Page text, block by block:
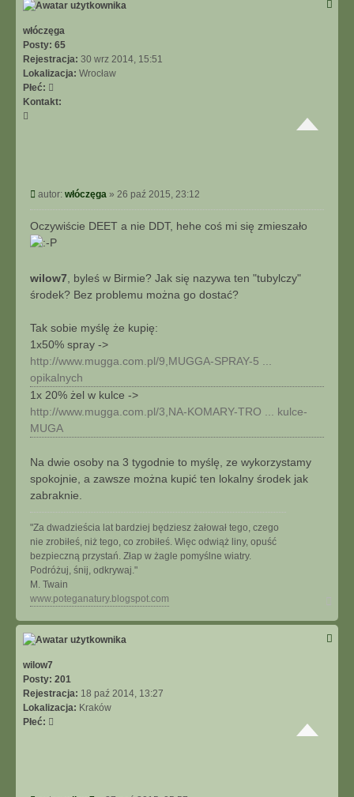
włóczęga
Posty: 65
Rejestracja: 30 wrz 2014, 15:51
Lokalizacja: Wrocław
Płeć:
Kontakt:
k
u
z
ó
c
ę
g
a
P
o
s
t
autor: włóczęga » 26 paź 2015, 23:12
Oczywiście DEET a nie DDT, hehe coś mi się zmieszało
wilow7, byleś w Birmie? Jak się nazywa ten "tubylczy"
środek? Bez problemu można go dostać?
Tak sobie myślę że kupię:
1x50% spray ->
http://www.mugga.com.pl/9,MUGGA-SPRAY-5 ...
opikalnych
1x 20% żel w kulce ->
http://www.mugga.com.pl/3,NA-KOMARY-TRO ... kulce-
MUGA
Na dwie osoby na 3 tygodnie to myślę, ze wykorzystamy
spokojnie, a zawsze można kupić ten lokalny środek jak
zabraknie.
"Za dwadzieścia lat bardziej będziesz żałował tego, czego
nie zrobiłeś, niż tego, co zrobiłeś. Więc odwiąż liny, opuść
bezpieczną przystań. Złap w żagle pomyślne wiatry.
Podróżuj, śnij, odkrywaj."
M. Twain
www.poteganatury.blogspot.com
g
ó
wilow7
Posty: 201
Rejestracja: 18 paź 2014, 13:27
Lokalizacja: Kraków
Płeć: